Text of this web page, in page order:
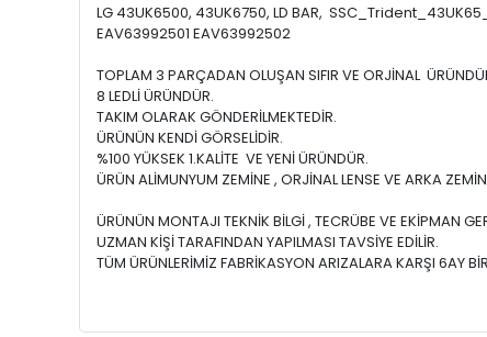
LG 43UK6500, 43UK6750, LD BAR,
EAV63992501 EAV63992502
TOPLAM 3 PARÇADAN OLUŞAN SIFIR VE ORJİNAL
8 LEDLİ ÜRÜNDÜR.
TAKIM OLARAK GÖNDERİLMEKTEDİR.
ÜRÜNÜN KENDİ GÖRSELİDİR.
%100 YÜKSEK 1.KALİTE VE YENİ ÜRÜNDÜR.
ÜRÜN ALİMUNYUM ZEMİNE , ORJİNAL LENSE VE ARKA
ÜRÜNÜN MONTAJI TEKNİK BİLGİ , TECRÜBE VE EKİPMAN
UZMAN KİŞİ TARAFINDAN YAPILMASI TAVSİYE EDİLİR.
TÜM ÜRÜNLERİMİZ FABRİKASYON ARIZALARA KARŞI 6AY